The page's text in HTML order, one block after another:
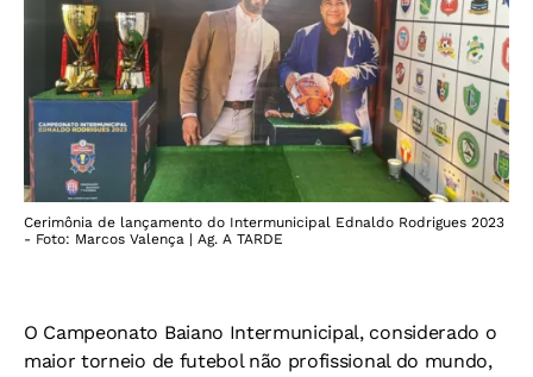
Cerimônia de lançamento do Intermunicipal Ednaldo Rodrigues 2023
- Foto: Marcos Valença | Ag. A TARDE
O Campeonato Baiano Intermunicipal, considerado o
maior torneio de futebol não profissional do mundo,